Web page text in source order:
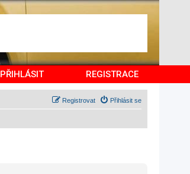
PŘIHLÁSIT REGISTRACE
Přihlásit se
Registrovat